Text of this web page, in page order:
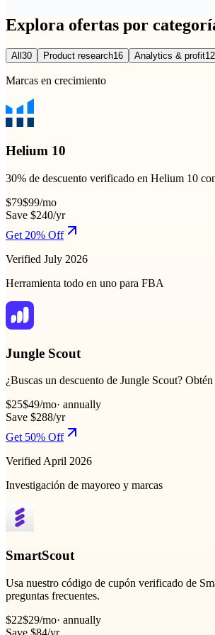
Explora ofertas por
All 30 Product research16 Analytics & profit12
Marcas en crecimiento
Helium 10
30% de descuento verificado en Helium 10
$79$99/mo
Save $240/yr
Get 20% Off
Verified July 2026
Herramienta todo en uno para FBA
Jungle Scout
¿Buscas un descuento de Jungle Scout?
$25$49/mo· annually
Save $288/yr
Get 50% Off
Verified April 2026
Investigación de mayoreo y marcas
SmartScout
Usa nuestro código de cupón verificado de
preguntas frecuentes.
$22$29/mo· annually
Save $84/yr